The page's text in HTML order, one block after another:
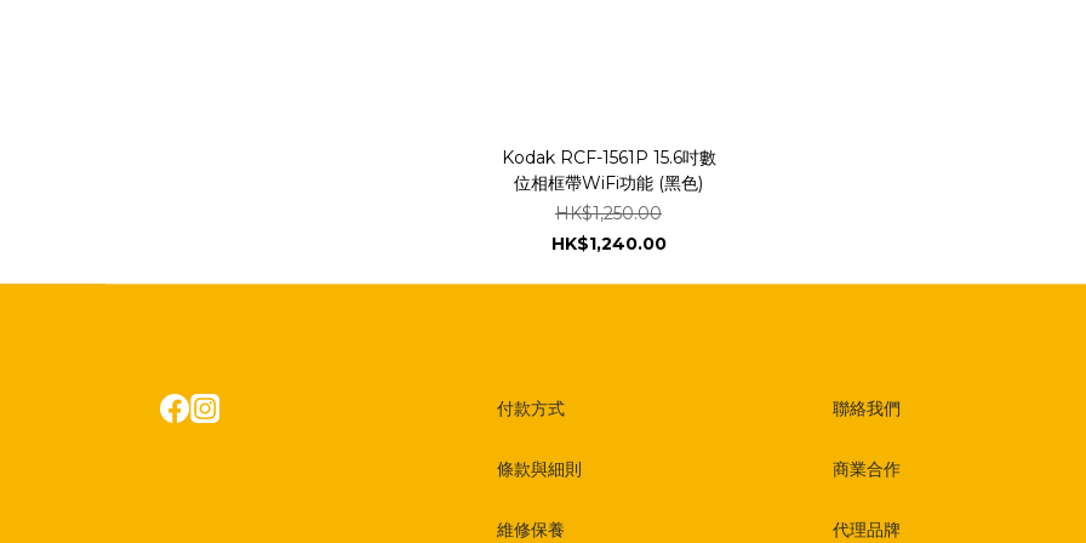
Kodak RCF-1561P 15.6吋數
位相框帶WiFi功能 (黑色)
HK$1,250.00
HK$1,240.00
付款方式
條款與細則
維修保養
聯絡我們
商業合作
代理品牌